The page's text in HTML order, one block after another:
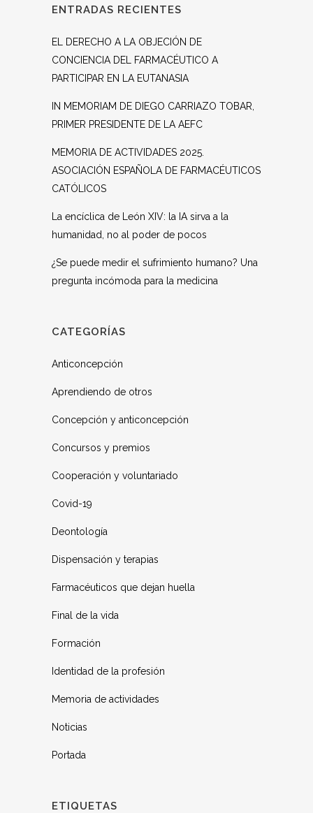
ENTRADAS RECIENTES
EL DERECHO A LA OBJECIÓN DE
CONCIENCIA DEL FARMACÉUTICO A
PARTICIPAR EN LA EUTANASIA
IN MEMORIAM DE DIEGO CARRIAZO TOBAR,
PRIMER PRESIDENTE DE LA AEFC
MEMORIA DE ACTIVIDADES 2025.
ASOCIACIÓN ESPAÑOLA DE FARMACÉUTICOS
CATÓLICOS
La encíclica de León XIV: la IA sirva a la
humanidad, no al poder de pocos
¿Se puede medir el sufrimiento humano? Una
pregunta incómoda para la medicina
CATEGORÍAS
Anticoncepción
Aprendiendo de otros
Concepción y anticoncepción
Concursos y premios
Cooperación y voluntariado
Covid-19
Deontología
Dispensación y terapias
Farmacéuticos que dejan huella
Final de la vida
Formación
Identidad de la profesión
Memoria de actividades
Noticias
Portada
ETIQUETAS